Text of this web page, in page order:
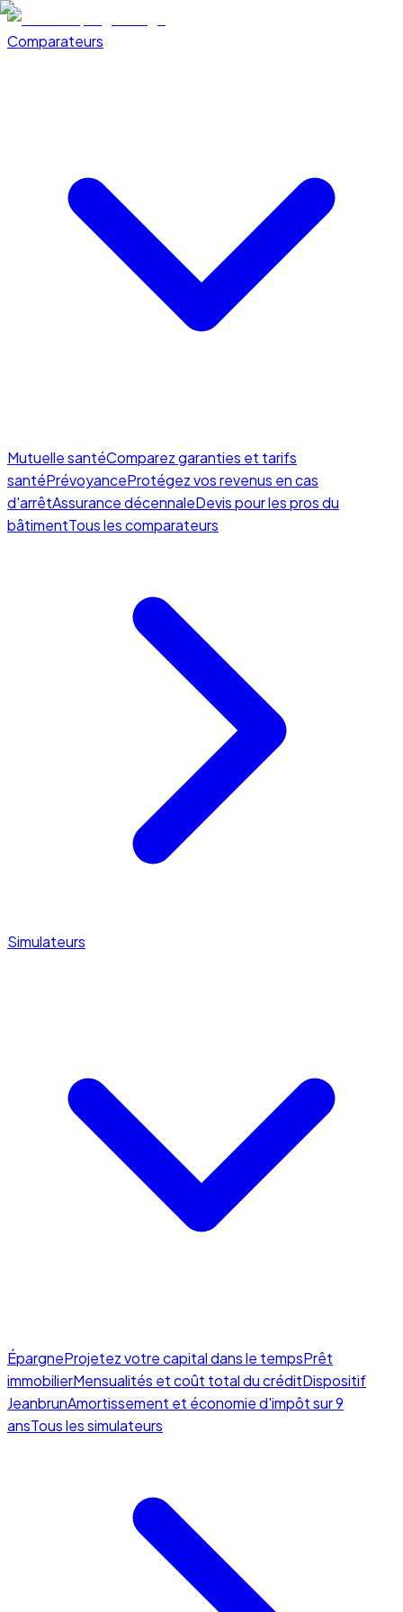
Comparateurs
Mutuelle santéComparez garanties et tarifs
santéPrévoyanceProtégez vos revenus en cas
d'arrêtAssurance décennaleDevis pour les pros du
bâtimentTous les comparateurs
Simulateurs
ÉpargneProjetez votre capital dans le tempsPrêt
immobilierMensualités et coût total du créditDispositif
JeanbrunAmortissement et économie d'impôt sur 9
ansTous les simulateurs